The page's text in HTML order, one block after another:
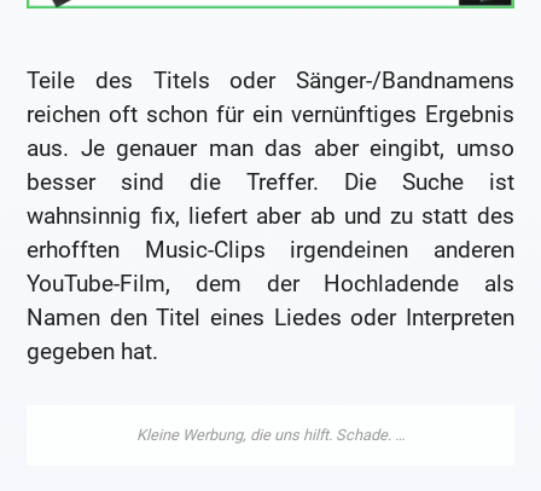
Teile des Titels oder Sänger-/Bandnamens
reichen oft schon für ein vernünftiges Ergebnis
aus. Je genauer man das aber eingibt, umso
besser sind die Treffer. Die Suche ist
wahnsinnig fix, liefert aber ab und zu statt des
erhofften Music-Clips irgendeinen anderen
YouTube-Film, dem der Hochladende als
Namen den Titel eines Liedes oder Interpreten
gegeben hat.